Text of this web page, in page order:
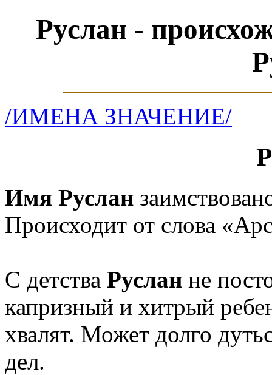
Руслан -
/ИМЕНА ЗНАЧЕНИЕ/
Имя Руслан
Происходит от слова
С детства Руслан не
капризный и хитрый
хвалят. Может долго
дел.